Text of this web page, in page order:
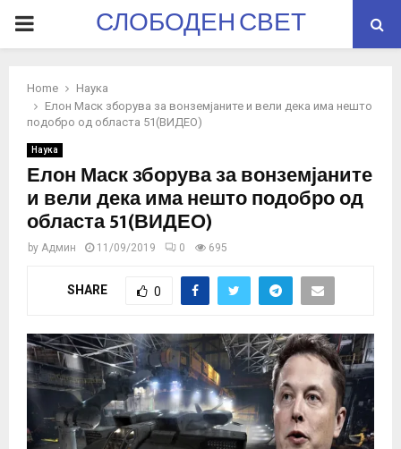
PRIMARYСЛОБОДЕН СВЕТ
Home
Наука
Елон Маск зборува за вонземјаните и вели дека има нешто
подобро од областа 51(ВИДЕО)
Наука
Елон Маск зборува за вонземјаните
и вели дека има нешто подобро од
областа 51(ВИДЕО)
by Админ 11/09/2019 0 695
SHARE 0